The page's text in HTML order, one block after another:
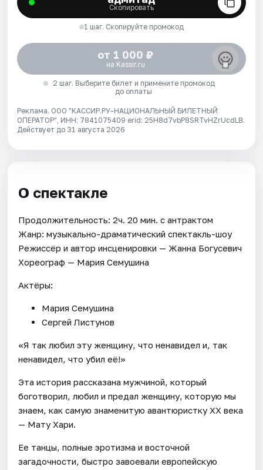
Скопировать
1 шаг. Скопируйте промокод
от 1 000 ₽
на Kassir.ru
2 шаг. Выберите билет и примените промокод
до оплаты
Реклама. ООО "КАССИР.РУ-НАЦИОНАЛЬНЫЙ БИЛЕТНЫЙ
ОПЕРАТОР", ИНН: 7841075409 erid: 25H8d7vbP8SRTvHZrUcdLB.
Действует до 31 августа 2026
О спектакле
Продолжительность: 2ч. 20 мин. с антрактом
Жанр: музыкально-драматический спектакль-шоу
Режиссёр и автор инсценировки — Жанна Богусевич
Хореограф — Мария Семушина
Актёры:
Мария Семушина
Сергей Листунов
«Я так любил эту женщину, что ненавидел и, так
ненавидел, что убил её!»
Эта история рассказана мужчиной, который
боготворил, любил и предал женщину, которую мы
знаем, как самую знаменитую авантюристку ХХ века
— Мату Хари.
Ее танцы, полные эротизма и восточной
загадочности, быстро завоевали европейскую